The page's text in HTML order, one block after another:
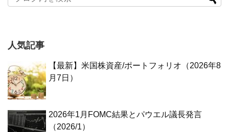
人気記事
【最新】米国株資産/ポートフォリオ（2026年8
月7日）
2026年1月FOMC結果とパウエル議長発言
（2026/1）